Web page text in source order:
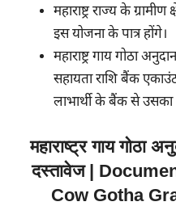
महाराष्ट्र राज्य के
इस योजना के पात्र होंगे।
महाराष्ट्र गाय गोठा
सहायता राशि बैंक
लाभार्थी के बैंक से उसका
महाराष्ट्र गाय गोठा
दस्तावेज |
Cow Gotha